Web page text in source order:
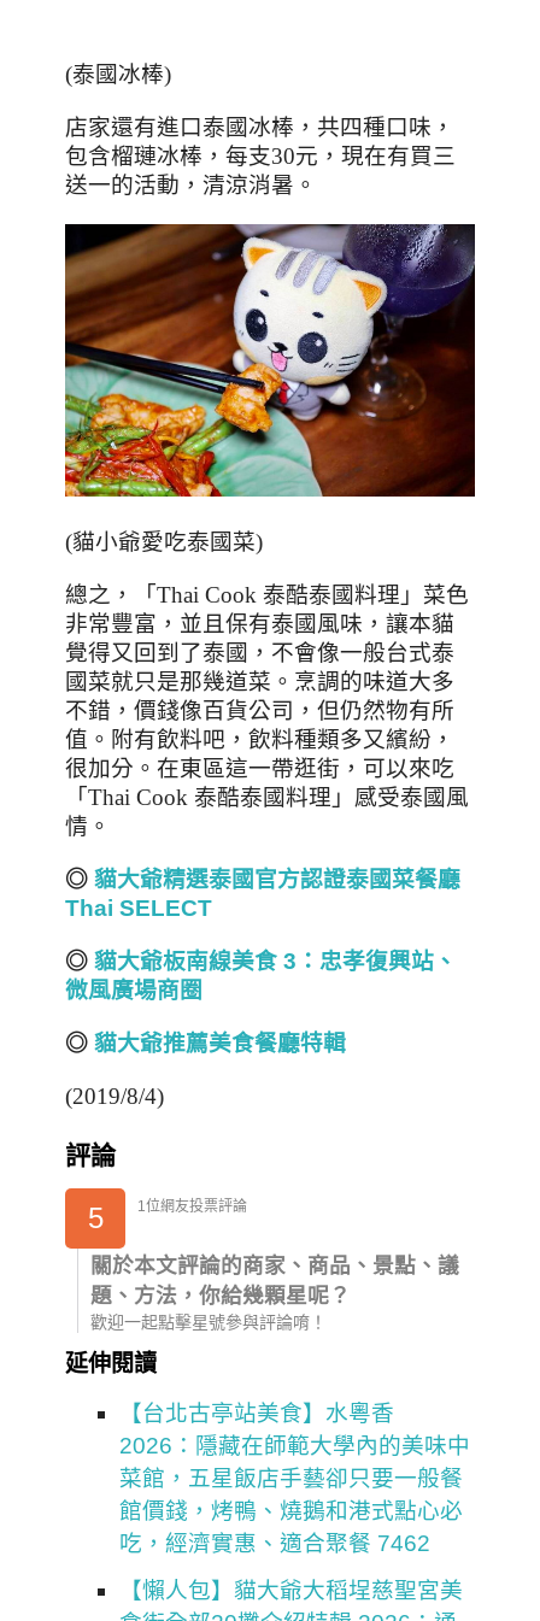
(泰國冰棒)
店家還有進口泰國冰棒，共四種口味，
包含榴璉冰棒，每支30元，現在有買三
送一的活動，清涼消暑。
(貓小爺愛吃泰國菜)
總之，「 Thai Cook 泰酷泰國料理」菜色
非常豐富，並且保有泰國風味，讓本貓
覺得又回到了泰國，不會像一般台式泰
國菜就只是那幾道菜。烹調的味道大多
不錯，價錢像百貨公司，但仍然物有所
值。附有飲料吧，飲料種類多又繽紛，
很加分。在東區這一帶逛街，可以來吃
「 Thai Cook 泰酷泰國料理」感受泰國風
情。
◎ 貓大爺精選泰國官方認證泰國菜餐廳
Thai SELECT
◎ 貓大爺板南線美食 3 ：忠孝復興站、
微風廣場商圈
◎ 貓大爺推薦美食餐廳特輯
(2019/8/4)
評論
5 1位網友投票評論
關於本文評論的商家、商品、景點、議
題、方法，你給幾顆星呢？
歡迎一起點擊星號參與評論唷！
延伸閱讀
【台北古亭站美食】水粵香
2026：隱藏在師範大學內的美味中
菜館，五星飯店手藝卻只要一般餐
館價錢，烤鴨、燒鵝和港式點心必
吃，經濟實惠、適合聚餐 7462
【懶人包】貓大爺大稻埕慈聖宮美